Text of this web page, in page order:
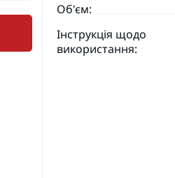
Об'єм:
Інструкція щодо
використання: